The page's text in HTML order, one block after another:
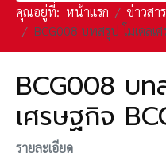
คุณอยู่ที่: หน้าแรก ข่าวสาร
BCG008 บทสรุป โมเดลเ
BCG008 บท
เศรษฐกิจ
รายละเอียด